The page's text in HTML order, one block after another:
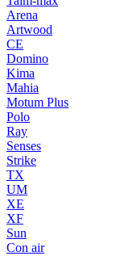
Arena
Artwood
CE
Domino
Kima
Mahia
Motum Plus
Polo
Ray
Senses
Strike
TX
UM
XE
XF
Sun
Con air